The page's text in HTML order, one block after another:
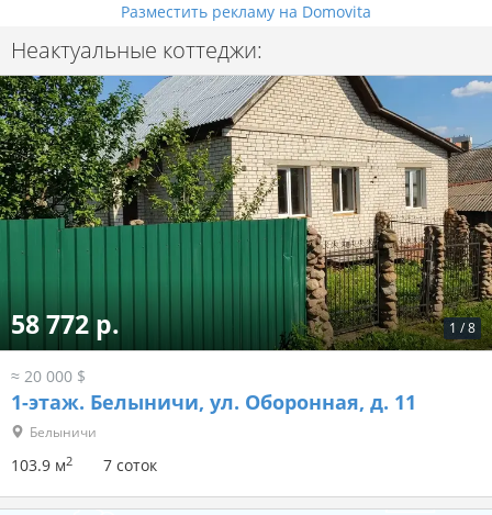
Разместить рекламу на Domovita
Неактуальные коттеджи:
1 /8
58 772 р.
≈ 20 000 $
1-этаж. Белыничи, ул. Оборонная, д. 11
Белыничи
103.9 м2 7 соток